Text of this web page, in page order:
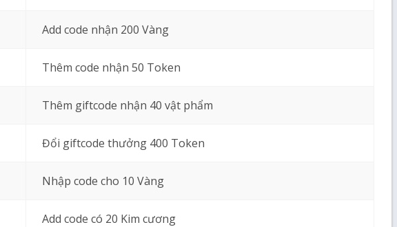
Add code nhận 200 Vàng
Thêm code nhận 50 Token
Thêm giftcode nhận 40 vật phẩm
Đổi giftcode thưởng 400 Token
Nhập code cho 10 Vàng
Add code có 20 Kim cương